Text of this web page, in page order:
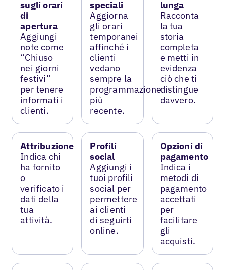
sugli orari
di
apertura
Aggiungi
note come
“Chiuso
nei giorni
festivi”
per tenere
informati i
clienti.
speciali
Aggiorna
gli orari
temporanei
affinché i
clienti
vedano
sempre la
programmazione
più
recente.
lunga
Racconta
la tua
storia
completa
e metti in
evidenza
ciò che ti
distingue
davvero.
Attribuzione
Indica chi
ha fornito
o
verificato i
dati della
tua
attività.
Profili
social
Aggiungi i
tuoi profili
social per
permettere
ai clienti
di seguirti
online.
Opzioni di
pagamento
Indica i
metodi di
pagamento
accettati
per
facilitare
gli
acquisti.